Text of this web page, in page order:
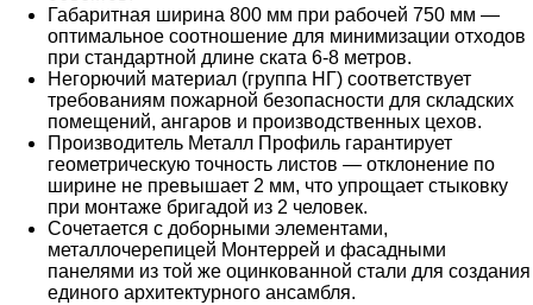
Габаритная ширина 800 мм при рабочей 750 мм —
оптимальное соотношение для минимизации отходов
при стандартной длине ската 6-8 метров.
Негорючий материал (группа НГ) соответствует
требованиям пожарной безопасности для складских
помещений, ангаров и производственных цехов.
Производитель Металл Профиль гарантирует
геометрическую точность листов — отклонение по
ширине не превышает 2 мм, что упрощает стыковку
при монтаже бригадой из 2 человек.
Сочетается с доборными элементами,
металлочерепицей Монтеррей и фасадными
панелями из той же оцинкованной стали для создания
единого архитектурного ансамбля.